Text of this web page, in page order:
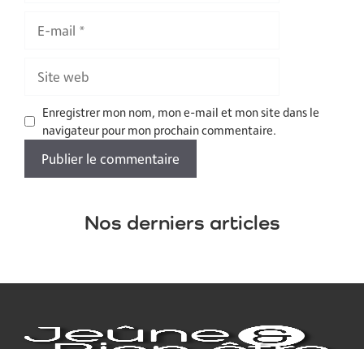
mail
web
Enregistrer mon nom, mon e-mail et mon site dans le
navigateur pour mon prochain commentaire.
Nos derniers articles